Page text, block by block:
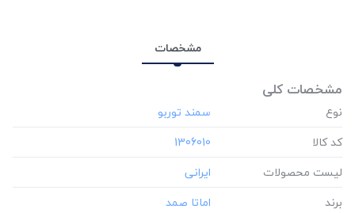
مشخصات
مشخصات کلی
نوع
کد کالا
‎1306010
لیست محصولات
برند